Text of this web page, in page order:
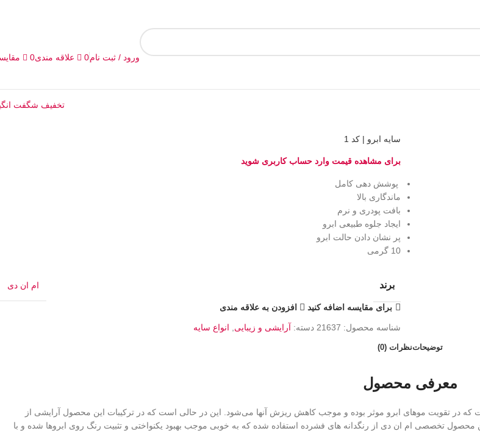
ورود / ثبت نام0 علاقه مندی0
تخفیف شگفت
سایه ابرو | کد 1
برای مشاهده قیمت وارد حساب کاربری شوید
پوشش دهی کامل
ماندگاری بالا
بافت پودری و نرم
ایجاد جلوه طبیعی ابرو
پر نشان دادن حالت ابرو
10 گرمی
برند ام ان دی
برای مقایسه اضافه کنید افزودن به علاقه مندی
شناسه محصول: 21637 دسته: آرایشی و زیبایی انواع سایه
توضیحاتنظرات (0)
معرفی محصول
ای است که در تقویت موهای ابرو موثر بوده و موجب کاهش ریزش آنها می‌شود. این در حالی است که در ترکیبات این محصول آرایشی از
محصول تخصصی ام ان دی از رنگدانه های فشرده استفاده شده که به خوبی موجب بهبود یکنواختی و تثبیت رنگ روی ابروها شده و با